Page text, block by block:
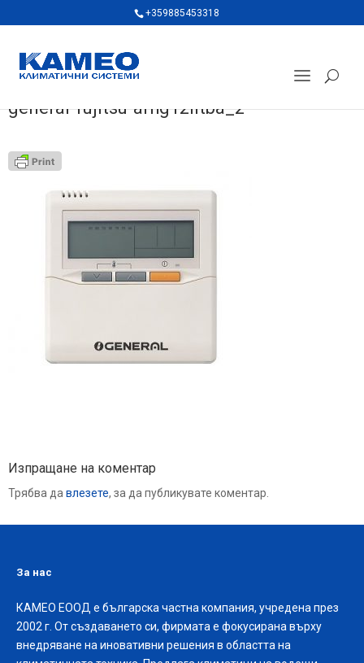
+359885453318
general-fujitsu-arhg12lltba_2
Изпращане на коментар
Трябва да влезете, за да публикувате коментар.
За нас
КАМЕО ЕООД е българска частна компания, учредена през
2002 г. От създаването си, фирмата е фокусирана върху
внедряване на иновативни решения в областта на